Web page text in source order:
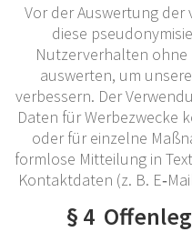
Vor der Auswertung
diese
Nutzerverhalten
auswerten, um
verbessern. Der
Daten für Werbezwecke
oder für einzelne
formlose Mitteilung in
Kontaktdaten (z. B.
§ 4